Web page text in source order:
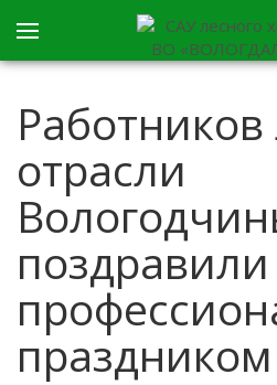
отрасли
поздравили
праздником